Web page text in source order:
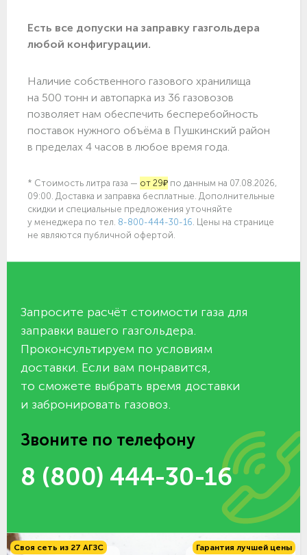
Есть все допуски нa заправку газгольдера
любой конфигурации.
Наличие собственного газового хранилища
на 500 тонн и автопарка из 36 газовозов
позволяет нам обеспечить бесперебойность
поставок нужного объёма в Пушкинский район
в пределах 4 часов в любое время года.
* Стоимость литра газа — от 29₽ по данным на 07.08.2026,
09:00. Доставка и заправка бесплатные. Дополнительные
скидки и специальные предложения уточняйте
у менеджера по тел. 8-800-444-30-16 . Цены на странице
не являются публичной офертой.
Запросите расчёт стоимости газа для
заправки вашего газгольдера.
Проконсультируем по условиям
доставки. Если вам понравится,
то сможете выбрать время доставки
и забронировать газовоз.
Звоните по телефону
8 (800) 444-30-16
Своя сеть из 27 АГЗС Гарантия лучшей цены